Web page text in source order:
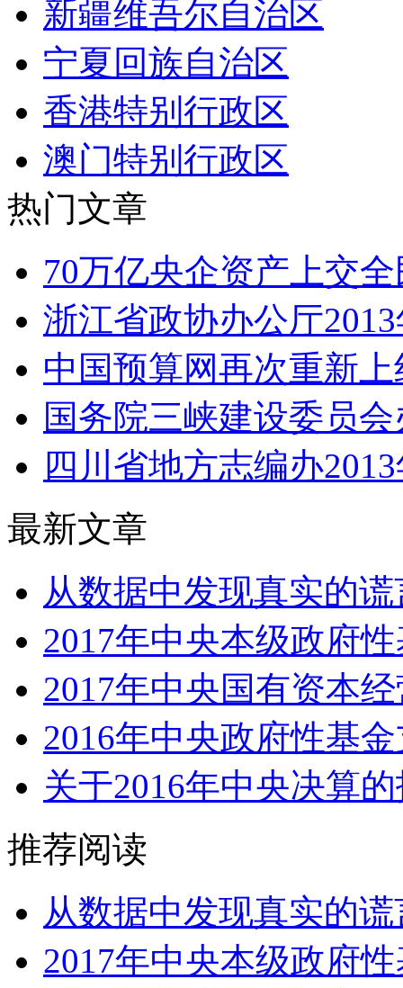
新疆维吾尔自治区
宁夏回族自治区
香港特别行政区
澳门特别行政区
热门文章
70万亿央企资产上交
浙江省政协办公厅
中国预算网再次重新
国务院三峡建设委员
四川省地方志编办
最新文章
从数据中发现真实的
2017年中央本级政府
2017年中央国有资本
2016年中央政府性基
关于2016年中央决算
推荐阅读
从数据中发现真实的
2017年中央本级政府